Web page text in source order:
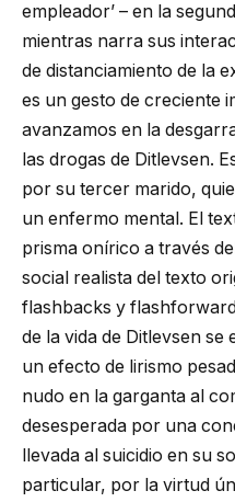
empleador’ – en la
mientras narra sus
de distanciamiento de la
es un gesto de creciente
avanzamos en la
las drogas de Ditlevsen.
por su tercer marido,
un enfermo mental. El
prisma onírico a través
social realista del texto
flashbacks y
de la vida de Ditlevsen
un efecto de lirismo
nudo en la garganta al
desesperada por una
llevada al suicidio en su
particular, por la virtud